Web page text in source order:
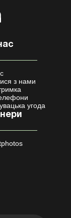
з нами
угода